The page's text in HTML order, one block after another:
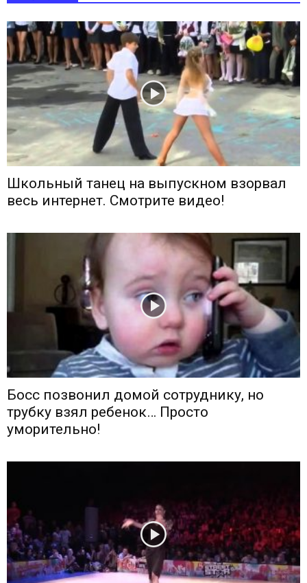
Школьный танец на выпускном взорвал
весь интернет. Смотрите видео!
Босс позвонил домой сотруднику, но
трубку взял ребенок… Просто
уморительно!